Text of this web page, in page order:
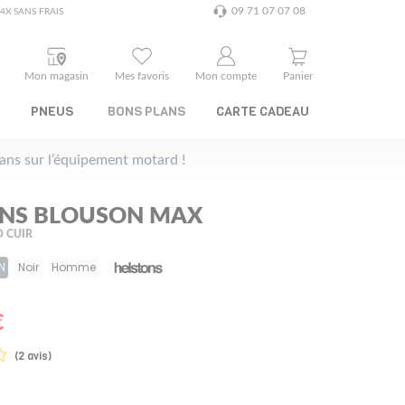
SANS FRAIS 09 71 07 07 08
Mon magasin Mes favoris Mon compte Panier
PNEUS BONS PLANS CARTE CADEAU
sur l’équipement motard !
BLOUSON MAX
CUIR
Noir Homme
(2 avis)